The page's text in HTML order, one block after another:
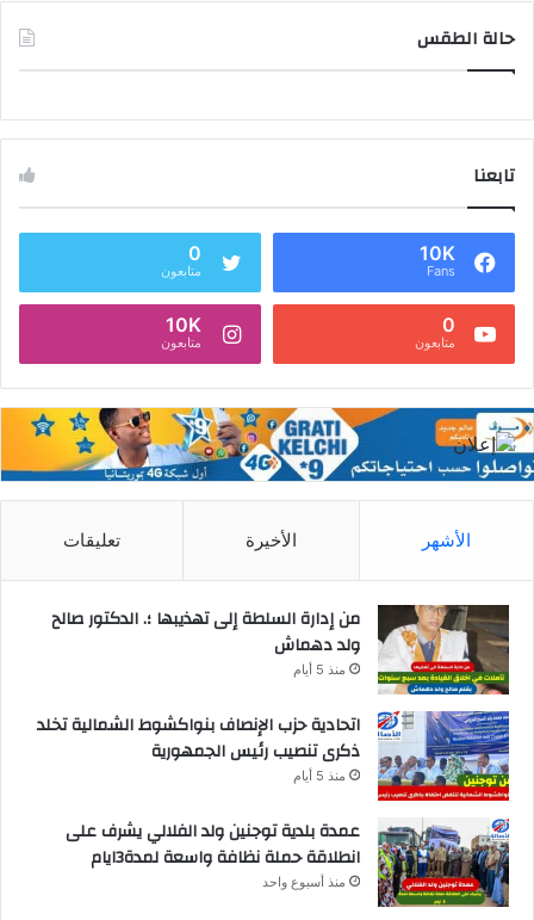
حالة الطقس
تابعنا
10K
Fans
0
متابعون
0
متابعون
10K
متابعون
الأشهر الأخيرة تعليقات
من إدارة السلطة إلى تهذيبها ؛. الدكتور صالح
ولد دهماش
منذ 5 أيام
اتحادية حزب الإنصاف بنواكشوط الشمالية تخلد
ذكرى تنصيب رئيس الجمهورية
منذ 5 أيام
عمدة بلدية توجنين ولد الفلالي يشرف على
انطلاقة حملة نظافة واسعة لمدة3ايام
منذ أسبوع واحد